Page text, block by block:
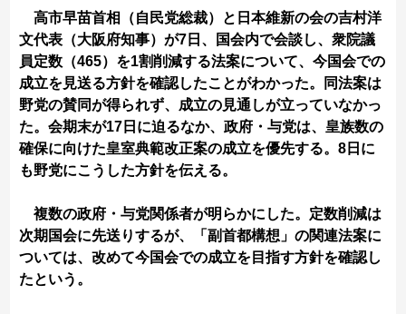
高市早苗首相（自民党総裁）と日本維新の会の吉村洋
文代表（大阪府知事）が7日、国会内で会談し、衆院議
員定数（465）を1割削減する法案について、今国会での
成立を見送る方針を確認したことがわかった。同法案は
野党の賛同が得られず、成立の見通しが立っていなかっ
た。会期末が17日に迫るなか、政府・与党は、皇族数の
確保に向けた皇室典範改正案の成立を優先する。8日に
も野党にこうした方針を伝える。
複数の政府・与党関係者が明らかにした。定数削減は
次期国会に先送りするが、「副首都構想」の関連法案に
ついては、改めて今国会での成立を目指す方針を確認し
たという。